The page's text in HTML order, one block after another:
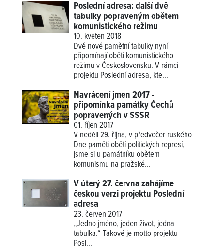
Poslední adresa: další dvě
tabulky popraveným obětem
komunistického režimu
10. květen 2018
Dvě nové pamětní tabulky nyní
připomínají oběti komunistického
režimu v Československu. V rámci
projektu Poslední adresa, kte...
Navrácení jmen 2017 -
připomínka památky Čechů
popravených v SSSR
01. říjen 2017
V neděli 29. října, v předvečer ruského
Dne paměti obětí politických represí,
jsme si u památníku obětem
komunismu na pražské...
V úterý 27. června zahájíme
českou verzi projektu Poslední
adresa
23. červen 2017
„Jedno jméno, jeden život, jedna
tabulka.“ Takové je motto projektu
Posl...